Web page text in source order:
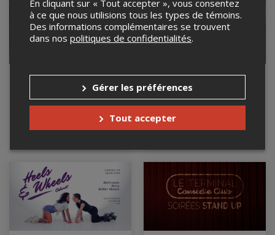
Un peu d'art ne
tuera personne -
Samantha Bérubé
JIM de L'Instable, Montréal,
LA BOOM: piste de
danse pour les
couche-tôt - Café
14 août 2026, 18h00
En cliquant sur « Tout accepter », vous consentez
à ce que nous utilisions tous les types de témoins.
Des informations complémentaires se trouvent
dans nos politiques de confidentialités.
Gérer les préférences
Tout accepter